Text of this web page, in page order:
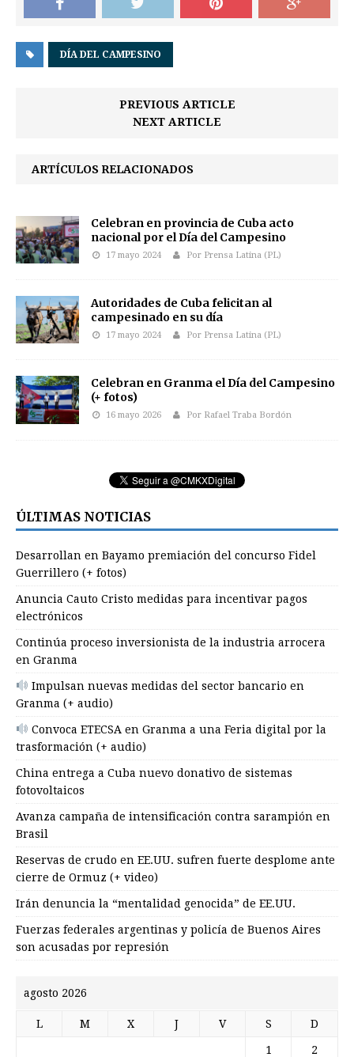
DÍA DEL CAMPESINO
PREVIOUS ARTICLE
NEXT ARTICLE
ARTÍCULOS RELACIONADOS
Celebran en provincia de Cuba acto
nacional por el Día del Campesino
17 mayo 2024 Por Prensa Latina (PL)
Autoridades de Cuba felicitan al
campesinado en su día
17 mayo 2024 Por Prensa Latina (PL)
Celebran en Granma el Día del Campesino
(+ fotos)
16 mayo 2026 Por Rafael Traba Bordón
ÚLTIMAS NOTICIAS
Desarrollan en Bayamo premiación del concurso Fidel
Guerrillero (+ fotos)
Anuncia Cauto Cristo medidas para incentivar pagos
electrónicos
Continúa proceso inversionista de la industria arrocera
en Granma
Impulsan nuevas medidas del sector bancario en
Granma (+ audio)
Convoca ETECSA en Granma a una Feria digital por la
trasformación (+ audio)
China entrega a Cuba nuevo donativo de sistemas
fotovoltaicos
Avanza campaña de intensificación contra sarampión en
Brasil
Reservas de crudo en EE.UU. sufren fuerte desplome ante
cierre de Ormuz (+ video)
Irán denuncia la “mentalidad genocida” de EE.UU.
Fuerzas federales argentinas y policía de Buenos Aires
son acusadas por represión
agosto 2026
L M X J V S D
1 2